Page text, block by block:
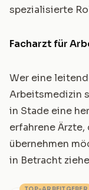
spezialisierte
Facharzt für
Wer eine
Arbeitsmedizin
in Stade eine
erfahrene
übernehmen
in Betracht